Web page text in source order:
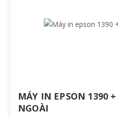
MÁY IN EPSON 1390
NGOÀI